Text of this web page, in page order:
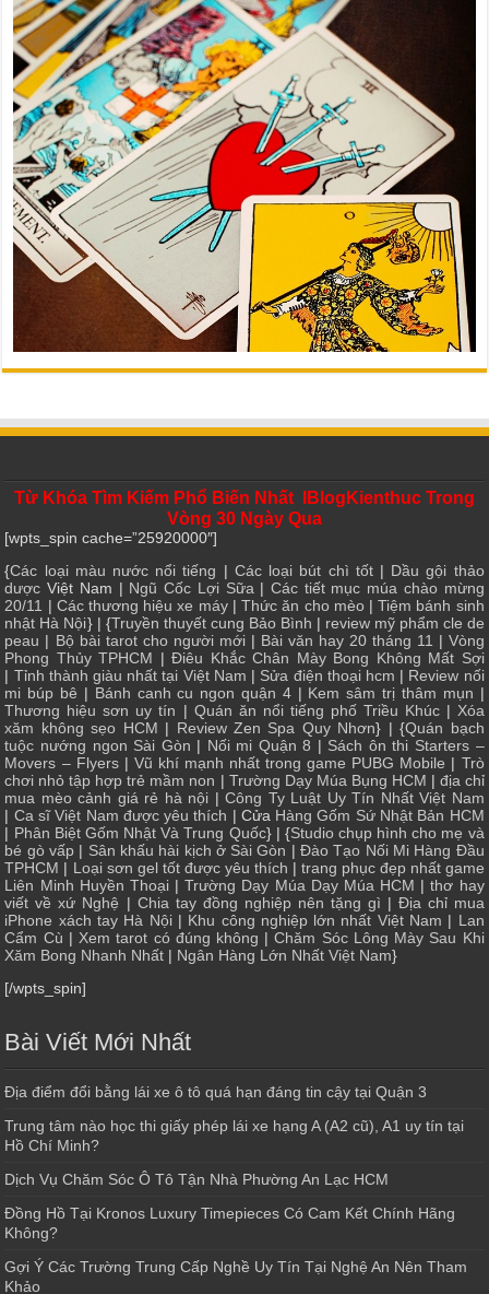
Từ Khóa Tìm Kiếm Phổ Biến Nhất IBlogKienthuc Trong
Vòng 30 Ngày Qua
[wpts_spin cache=”25920000″]
{Các loại màu nước nổi tiếng | Các loại bút chì tốt| Dầu gội thảo
dược Việt Nam | Ngũ Cốc Lợi Sữa | Các tiết mục múa chào mừng
20/11 | Các thương hiệu xe máy|Thức ăn cho mèo|Tiệm bánh sinh
nhật Hà Nội} | {Truyền thuyết cung Bảo Bình | review mỹ phẩm cle de
peau | Bộ bài tarot cho người mới| Bài văn hay 20 tháng 11 | Vòng
Phong Thủy TPHCM |Điêu Khắc Chân Mày Bong Không Mất Sợi
| Tỉnh thành giàu nhất tại Việt Nam | Sửa điện thoại hcm | Review nối
mi búp bê | Bánh canh cu ngon quận 4| Kem sâm trị thâm mụn |
Thương hiệu sơn uy tín | Quán ăn nổi tiếng phố Triều Khúc| Xóa
xăm không sẹo HCM | Review Zen Spa Quy Nhơn} | {Quán bạch
tuộc nướng ngon Sài Gòn | Nối mi Quận 8 | Sách ôn thi Starters –
Movers – Flyers| Vũ khí mạnh nhất trong game PUBG Mobile | Trò
chơi nhỏ tập hợp trẻ mầm non | Trường Dạy Múa Bụng HCM | địa chỉ
mua mèo cảnh giá rẻ hà nội |Công Ty Luật Uy Tín Nhất Việt Nam
| Ca sĩ Việt Nam được yêu thích | Cửa Hàng Gốm Sứ Nhật Bản HCM
| Phân Biệt Gốm Nhật Và Trung Quốc} | {Studio chụp hình cho mẹ và
bé gò vấp | Sân khấu hài kịch ở Sài Gòn |Đào Tạo Nối Mi Hàng Đầu
TPHCM | Loại sơn gel tốt được yêu thích | trang phục đẹp nhất game
Liên Minh Huyền Thoại|Trường Dạy Múa Dạy Múa HCM |thơ hay
viết về xứ Nghệ | Chia tay đồng nghiệp nên tặng gì | Địa chỉ mua
iPhone xách tay Hà Nội| Khu công nghiệp lớn nhất Việt Nam | Lan
Cẩm Cù | Xem tarot có đúng không |Chăm Sóc Lông Mày Sau Khi
Xăm Bong Nhanh Nhất | Ngân Hàng Lớn Nhất Việt Nam}
[/wpts_spin]
Bài Viết Mới Nhất
Địa điểm đổi bằng lái xe ô tô quá hạn đáng tin cậy tại Quận 3
Trung tâm nào học thi giấy phép lái xe hạng A (A2 cũ), A1 uy tín tại
Hồ Chí Minh?
Dịch Vụ Chăm Sóc Ô Tô Tận Nhà Phường An Lạc HCM
Đồng Hồ Tại Kronos Luxury Timepieces Có Cam Kết Chính Hãng
Không?
Gợi Ý Các Trường Trung Cấp Nghề Uy Tín Tại Nghệ An Nên Tham
Khảo